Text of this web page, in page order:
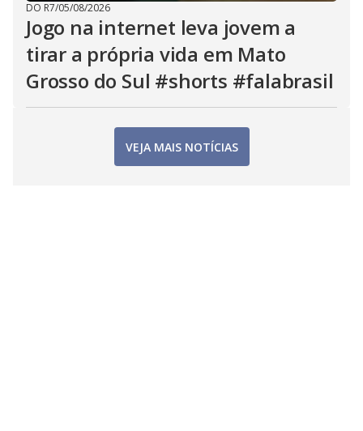
DO R7/05/08/2026
Jogo na internet leva jovem a
tirar a própria vida em Mato
Grosso do Sul #shorts #falabrasil
VEJA MAIS NOTÍCIAS